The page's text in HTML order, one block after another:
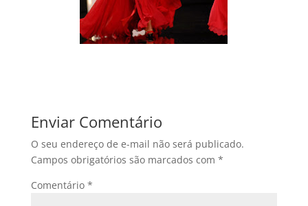
Enviar Comentário
O seu endereço de e-mail não será publicado.
Campos obrigatórios são marcados com *
Comentário *